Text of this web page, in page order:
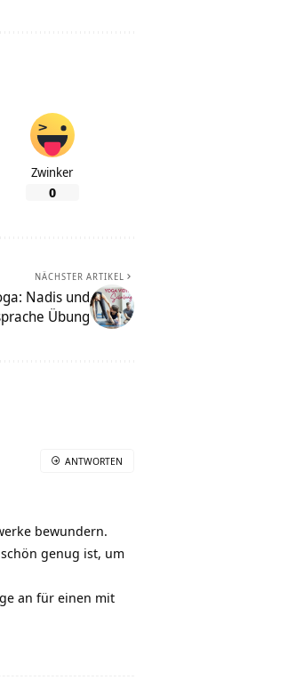
Zwinker
0
NÄCHSTER ARTIKEL
Nadis und
Übung
bewundern.
genug ist, um
an für einen mit
ANTWORTEN